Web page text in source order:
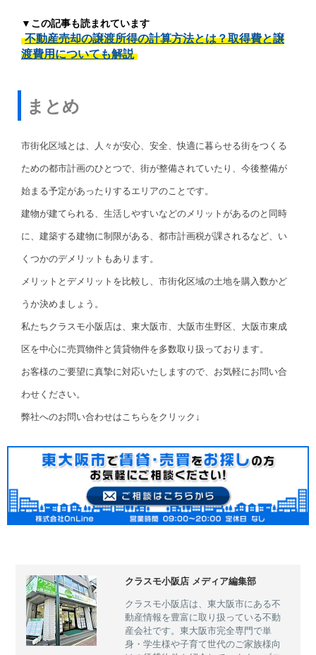
▼この記事も読まれています
不動産売却の譲渡所得の計算方法とは？取得費と譲
渡費用についても解説
まとめ
市街化区域とは、人々が安心、安全、快適に暮らせる街をつくる
ための都市計画のひとつで、街が整備されていたり、今後整備が
始まる予定があったりするエリアのことです。
建物が建てられる、生活しやすいなどのメリットがあるのと同時
に、建築する建物に制限がある、都市計画税が課されるなど、い
くつかのデメリットもあります。
メリットとデメリットを比較し、市街化区域の土地を購入数かど
うか決めましょう。
私たちクラスモ小阪店は、東大阪市、大阪市生野区、大阪市東成
区を中心に売買物件と賃貸物件を多数取り扱っております。
お客様のご要望に真摯に対応いたしますので、お気軽にお問い合
わせください。
弊社へのお問い合わせはこちらをクリック↓
クラスモ小阪店 メディア編集部
クラスモ小阪店は、東大阪市にある不
動産情報を豊富に取り扱っている不動
産会社です。東大阪市完全専門で単
身・学生様や子育て世代のご家族様向